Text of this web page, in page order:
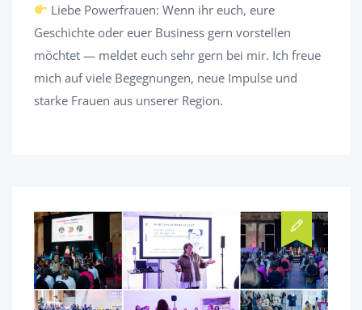
Liebe Powerfrauen: Wenn ihr euch, eure
Geschichte oder euer Business gern vorstellen
möchtet — meldet euch sehr gern bei mir. Ich freue
mich auf viele Begegnungen, neue Impulse und
starke Frauen aus unserer Region.